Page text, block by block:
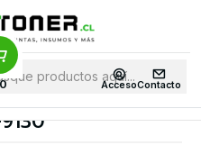
AccesoContacto
· Despachoa Todo Chile · Retiro en
24 Horas
BROTHER